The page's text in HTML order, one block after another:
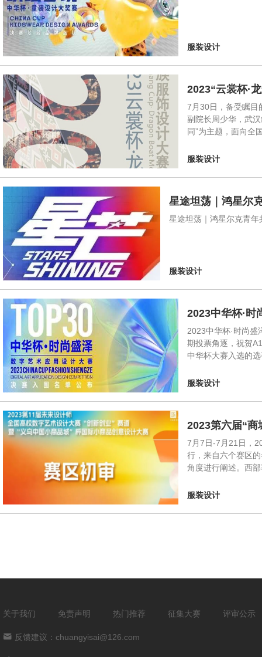
服装设计
2023“云裳杯·
7月30日，备受瞩目
副院长周少华，武
同”为主题，面向全
服装设计
星途坦荡｜鸿星尔
星途坦荡｜鸿星尔克青
服装设计
2023中华杯·时
2023中华杯·时尚
期投票角逐，祝贺
中华杯大赛入选的
服装设计
2023第六届“商
7月7日-7月21日，
行，来自六个赛区
角度进行阐述。西
服装设计
关于我们 免责声明 热门推荐 征集大赛 评审公示
反馈建议：chuangyisai@126.com